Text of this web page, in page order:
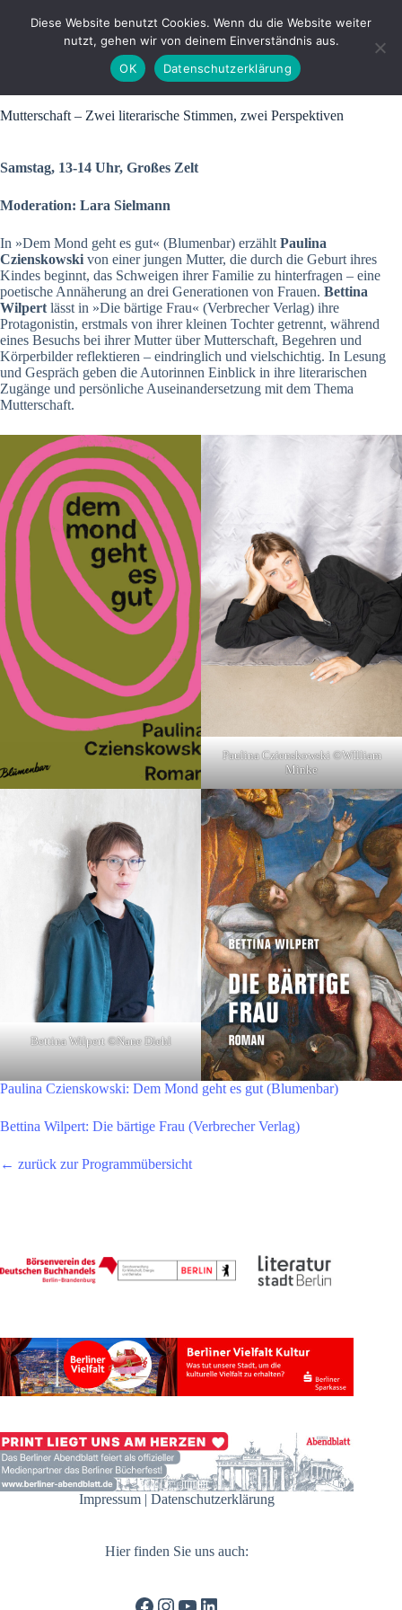
Mutterschaft – Zwei literarische Stimmen, zwei Perspektiven
Samstag, 13-14 Uhr, Großes Zelt
Moderation: Lara Sielmann
In »Dem Mond geht es gut« (Blumenbar) erzählt Paulina
Czienskowski von einer jungen Mutter, die durch die Geburt ihres
Kindes beginnt, das Schweigen ihrer Familie zu hinterfragen – eine
poetische Annäherung an drei Generationen von Frauen. Bettina
Wilpert lässt in »Die bärtige Frau« (Verbrecher Verlag) ihre
Protagonistin, erstmals von ihrer kleinen Tochter getrennt, während
eines Besuchs bei ihrer Mutter über Mutterschaft, Begehren und
Körperbilder reflektieren – eindringlich und vielschichtig. In Lesung
und Gespräch geben die Autorinnen Einblick in ihre literarischen
Zugänge und persönliche Auseinandersetzung mit dem Thema
Mutterschaft.
Paulina Czienskowski ©WIlliam
Minke
Bettina Wilpert ©Nane Diehl
Paulina Czienskowski: Dem Mond geht es gut (Blumenbar)
Bettina Wilpert: Die bärtige Frau (Verbrecher Verlag)
← zurück zur Programmübersicht
Impressum |Datenschutzerklärung
Hier finden Sie uns auch:
Facebook
Instagram
YouTube
LinkedIn
Diese Website benutzt Cookies. Wenn du die Website weiter
nutzt, gehen wir von deinem Einverständnis aus.
OK
Datenschutzerklärung